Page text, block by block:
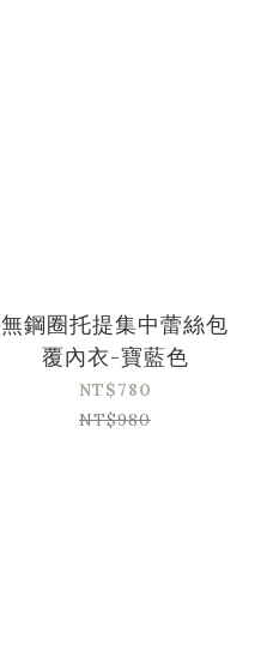
無鋼圈托提集中蕾絲包
覆內衣-寶藍色
NT$780
NT$980